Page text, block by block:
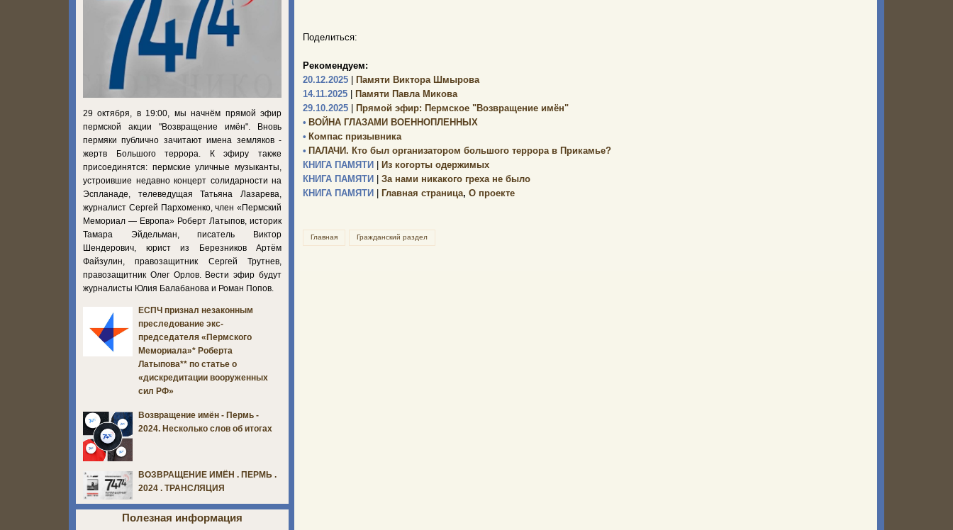
Поделиться:
Рекомендуем:
20.12.2025
Памяти Виктора Шмырова
14.11.2025
Памяти Павла Микова
29.10.2025
Прямой эфир: Пермское "Возвращение имён"
• ВОЙНА ГЛАЗАМИ ВОЕННОПЛЕННЫХ
• Компас призывника
• ПАЛАЧИ. Кто был организатором большого террора в Прикамье?
КНИГА ПАМЯТИ
Из когорты одержимых
КНИГА ПАМЯТИ
За нами никакого греха не было
КНИГА ПАМЯТИ
Главная страница, О проекте
Главная Гражданский раздел
29 октября, в 19:00, мы начнём прямой эфир
пермской акции "Возвращение имён". Вновь
пермяки публично зачитают имена земляков -
жертв Большого террора. К эфиру также
присоединятся: пермские уличные музыканты,
устроившие недавно концерт солидарности на
Эспланаде, телеведущая Татьяна Лазарева,
журналист Сергей Пархоменко, член «Пермский
Мемориал — Европа» Роберт Латыпов, историк
Тамара Эйдельман, писатель Виктор
Шендерович, юрист из Березников Артём
Файзулин, правозащитник Сергей Трутнев,
правозащитник Олег Орлов. Вести эфир будут
журналисты Юлия Балабанова и Роман Попов.
ЕСПЧ признал незаконным
преследование экс-
председателя «Пермского
Мемориала»* Роберта
Латыпова** по статье о
«дискредитации вооруженных
сил РФ»
Возвращение имён - Пермь -
2024. Несколько слов об итогах
ВОЗВРАЩЕНИЕ ИМЁН . ПЕРМЬ .
2024 . ТРАНСЛЯЦИЯ
Полезная информация